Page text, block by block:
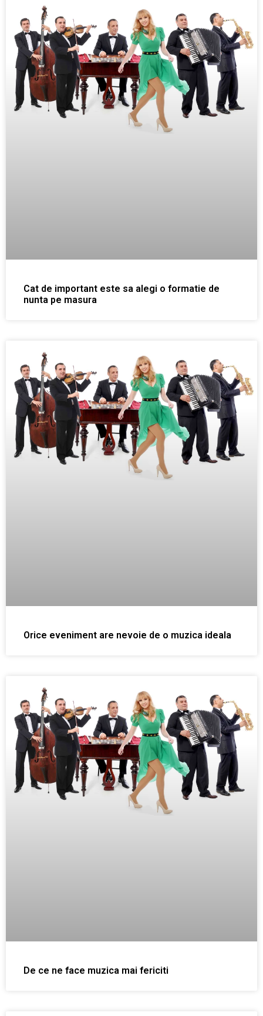
Cat de important este sa alegi o formatie de
nunta pe masura
Orice eveniment are nevoie de o muzica ideala
De ce ne face muzica mai fericiti